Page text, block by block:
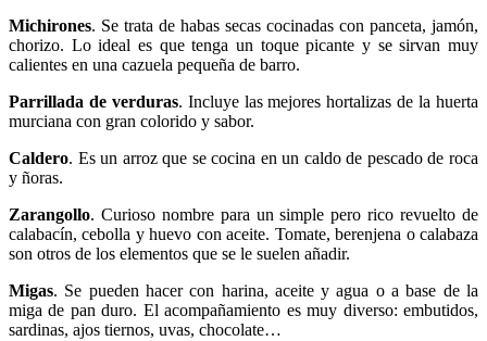
Michirones. Se trata de habas secas cocinadas con panceta, jamón,
chorizo. Lo ideal es que tenga un toque picante y se sirvan muy
calientes en una cazuela pequeña de barro.
Parrillada de verduras. Incluye las mejores hortalizas de la huerta
murciana con gran colorido y sabor.
Caldero. Es un arroz que se cocina en un caldo de pescado de roca
y ñoras.
Zarangollo. Curioso nombre para un simple pero rico revuelto de
calabacín, cebolla y huevo con aceite. Tomate, berenjena o calabaza
son otros de los elementos que se le suelen añadir.
Migas. Se pueden hacer con harina, aceite y agua o a base de la
miga de pan duro. El acompañamiento es muy diverso: embutidos,
sardinas, ajos tiernos, uvas, chocolate…